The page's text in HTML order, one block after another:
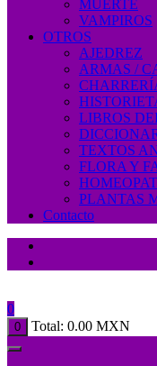
MUERTE
VAMPIROS
OTROS
AJEDREZ
ARMAS /
LIBROS
TEXTOS
FLORA Y
PLANTAS
Contacto
0
0 Total: 0.00 MXN